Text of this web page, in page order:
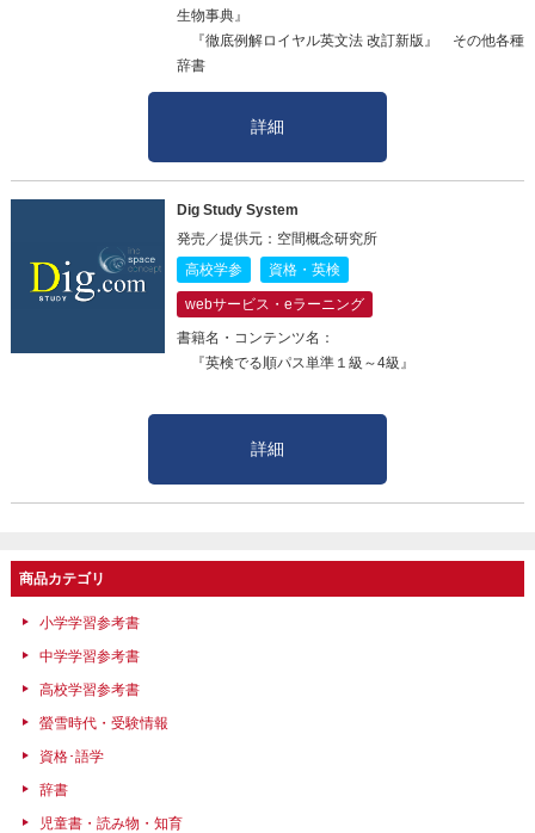
生物事典』
『徹底例解ロイヤル英文法 改訂新版』 その他各種
辞書
詳細
Dig Study System
発売／提供元：空間概念研究所
高校学参
資格・英検
webサービス・eラーニング
書籍名・コンテンツ名：
『英検でる順パス単準１級～4級』
詳細
商品カテゴリ
小学学習参考書
中学学習参考書
高校学習参考書
螢雪時代・受験情報
資格･語学
辞書
児童書・読み物・知育